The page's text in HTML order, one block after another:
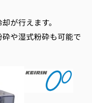
が行えます。
や湿式粉砕も可能で